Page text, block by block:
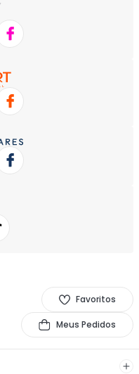
Favoritos
Meus Pedidos